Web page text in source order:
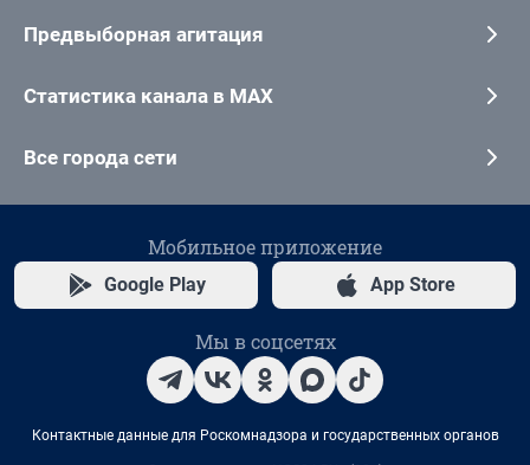
Предвыборная агитация
Статистика канала в MAX
Все города сети
Мобильное приложение
Google Play App Store
Мы в соцсетях
Контактные данные для Роскомнадзора и государственных органов